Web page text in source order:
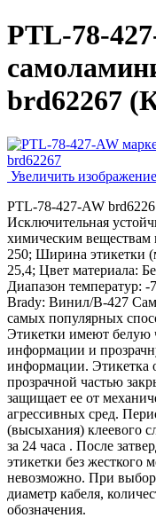
PTL-78-
brd62267
Увеличить изображение
PTL-78-427-AW
Исключительная
химическим веществам
250; Ширина этикетки
25,4; Цвет материала:
Диапазон температур:
Brady: Винил/В-427
самых популярных
Этикетки имеют белую
информации и
информации. Этикетка
прозрачной частью
защищает ее от
агрессивных сред.
(высыхания) клеевого
за 24 часа . После
этикетки без жесткого
невозможно. При
диаметр кабеля,
обозначения.